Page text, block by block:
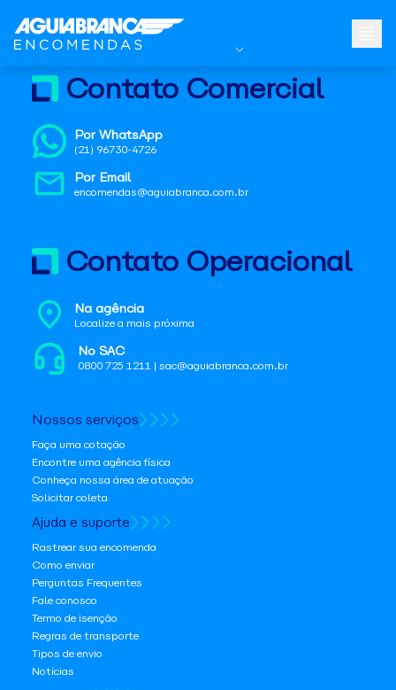
Contato Comercial
Por WhatsApp
(21) 96730-4726
Por Email
encomendas@aguiabranca.com.br
Contato Operacional
Na agência
Localize a mais próxima
No SAC
0800 725 1211 | sac@aguiabranca.com.br
Nossos serviços
Faça uma cotação
Encontre uma agência física
Conheça nossa área de atuação
Solicitar coleta
Ajuda e suporte
Rastrear sua encomenda
Como enviar
Perguntas Frequentes
Fale conosco
Termo de isenção
Regras de transporte
Tipos de envio
Notícias